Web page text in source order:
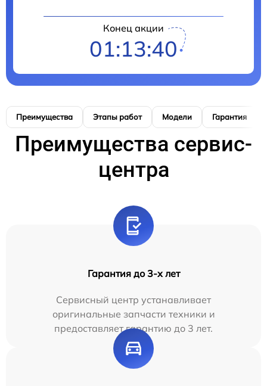
Конец акции
01:13:38
Преимущества Этапы работ Модели Гарантия
Преимущества сервис-
центра
Гарантия до 3-х лет
Сервисный центр устанавливает
оригинальные запчасти техники и
предоставляет гарантию до 3 лет.